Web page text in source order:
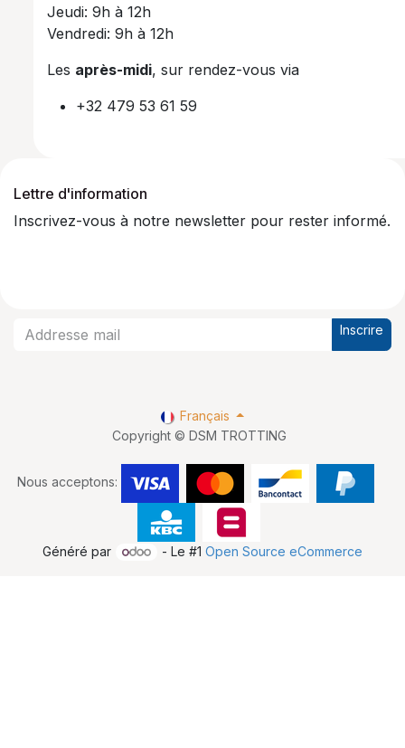
Jeudi: 9h à 12h
Vendredi: 9h à 12h
Les après-midi, sur rendez-vous via
+32 479 53 61 59
Lettre d'information
Inscrivez-vous à notre newsletter pour rester informé.
Inscrire
Copyright © DSM TROTTING
Nous acceptons:
Français
Généré par - Le #1Open Source eCommerce